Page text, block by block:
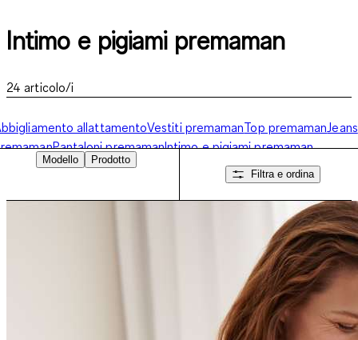
Intimo e pigiami premaman
24 articolo/i
allattamentoVestiti premamanTop premaman Jeans
Pantaloni premamanIntimo e pigiami premaman
Modello
Prodotto
Filtra e ordina